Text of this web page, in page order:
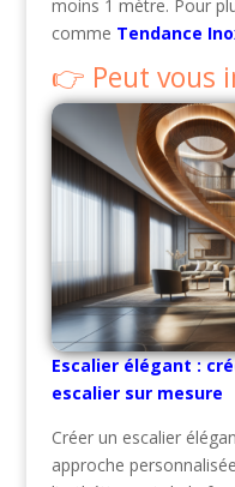
moins 1 mètre. Pour
comme Tendance
Peut vous
Escalier élégant :
escalier sur mesure
Créer un escalier
approche